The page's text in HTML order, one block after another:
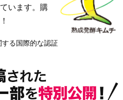
います。購
る国際的な認証